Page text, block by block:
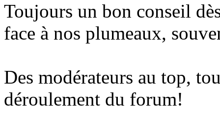
Toujours un bon conseil
face à nos plumeaux,
Des modérateurs au top,
déroulement du forum!